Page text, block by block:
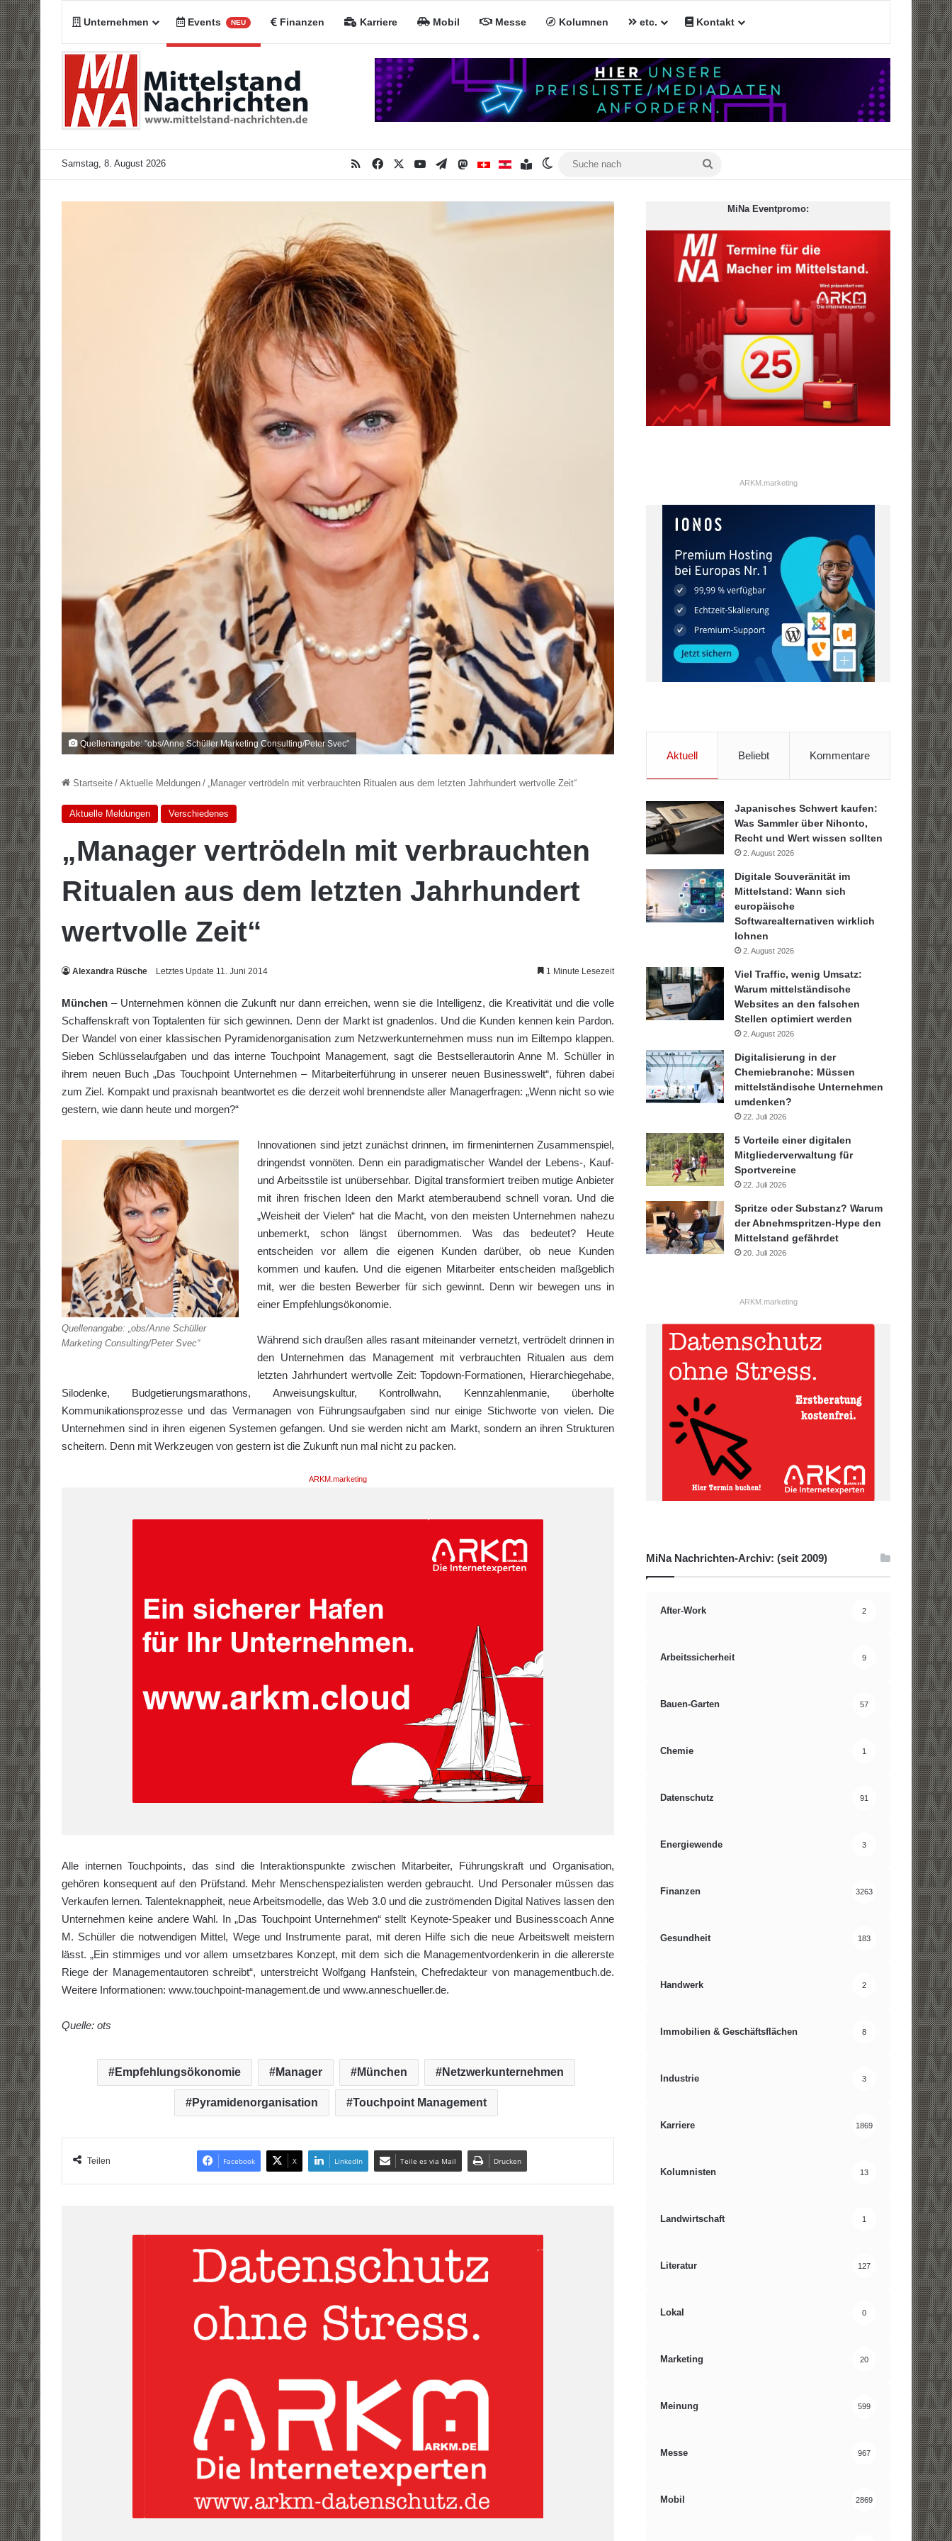
Unternehmen Events NEU Finanzen Karriere Mobil Messe Kolumnen etc. Kontakt
Samstag, 8. August 2026 RSSFacebookYouTubeTelegramMastodonMiNa CHMiNa AT
Inhaltsverzeichnis
Skin umschalten
Quellenangabe: "obs/Anne Schüller Marketing Consulting/Peter Svec"
Startseite / Aktuelle Meldungen / „Manager vertrödeln mit verbrauchten Ritualen aus dem letzten Jahrhundert wertvolle Zeit“
Aktuelle Meldungen Verschiedenes
„Manager vertrödeln mit verbrauchten
Ritualen aus dem letzten Jahrhundert
wertvolle Zeit“
Alexandra Rüsche Letztes Update 11. Juni 2014 1 Minute Lesezeit
München – Unternehmen können die Zukunft nur dann erreichen, wenn sie die Intelligenz, die Kreativität und die volle
Schaffenskraft von Toptalenten für sich gewinnen. Denn der Markt ist gnadenlos. Und die Kunden kennen kein Pardon.
Der Wandel von einer klassischen Pyramidenorganisation zum Netzwerkunternehmen muss nun im Eiltempo klappen.
Sieben Schlüsselaufgaben und das interne Touchpoint Management, sagt die Bestsellerautorin Anne M. Schüller in
ihrem neuen Buch „Das Touchpoint Unternehmen – Mitarbeiterführung in unserer neuen Businesswelt“, führen dabei
zum Ziel. Kompakt und praxisnah beantwortet es die derzeit wohl brennendste aller Managerfragen: „Wenn nicht so wie
gestern, wie dann heute und morgen?“
Quellenangabe: „obs/Anne Schüller
Marketing Consulting/Peter Svec“
Innovationen sind jetzt zunächst drinnen, im firmeninternen Zusammenspiel,
dringendst vonnöten. Denn ein paradigmatischer Wandel der Lebens-, Kauf-
und Arbeitsstile ist unübersehbar. Digital transformiert treiben mutige Anbieter
mit ihren frischen Ideen den Markt atemberaubend schnell voran. Und die
„Weisheit der Vielen“ hat die Macht, von den meisten Unternehmen nahezu
unbemerkt, schon längst übernommen. Was das bedeutet? Heute
entscheiden vor allem die eigenen Kunden darüber, ob neue Kunden
kommen und kaufen. Und die eigenen Mitarbeiter entscheiden maßgeblich
mit, wer die besten Bewerber für sich gewinnt. Denn wir bewegen uns in
einer Empfehlungsökonomie.
Während sich draußen alles rasant miteinander vernetzt, vertrödelt drinnen in
den Unternehmen das Management mit verbrauchten Ritualen aus dem
letzten Jahrhundert wertvolle Zeit: Topdown-Formationen, Hierarchiegehabe,
Silodenke, Budgetierungsmarathons, Anweisungskultur, Kontrollwahn, Kennzahlenmanie, überholte
Kommunikationsprozesse und das Vermanagen von Führungsaufgaben sind nur einige Stichworte von vielen. Die
Unternehmen sind in ihren eigenen Systemen gefangen. Und sie werden nicht am Markt, sondern an ihren Strukturen
scheitern. Denn mit Werkzeugen von gestern ist die Zukunft nun mal nicht zu packen.
ARKM.marketing
Alle internen Touchpoints, das sind die Interaktionspunkte zwischen Mitarbeiter, Führungskraft und Organisation,
gehören konsequent auf den Prüfstand. Mehr Menschenspezialisten werden gebraucht. Und Personaler müssen das
Verkaufen lernen. Talenteknappheit, neue Arbeitsmodelle, das Web 3.0 und die zuströmenden Digital Natives lassen den
Unternehmen keine andere Wahl. In „Das Touchpoint Unternehmen“ stellt Keynote-Speaker und Businesscoach Anne
M. Schüller die notwendigen Mittel, Wege und Instrumente parat, mit deren Hilfe sich die neue Arbeitswelt meistern
lässt. „Ein stimmiges und vor allem umsetzbares Konzept, mit dem sich die Managementvordenkerin in die allererste
Riege der Managementautoren schreibt“, unterstreicht Wolfgang Hanfstein, Chefredakteur von managementbuch.de.
Weitere Informationen: www.touchpoint-management.de und www.anneschueller.de.
Quelle: ots
Empfehlungsökonomie Manager München Netzwerkunternehmen
Pyramidenorganisation Touchpoint Management
Teilen Facebook X LinkedIn Teile es via Mail Drucken
MiNa Eventpromo:
ARKM.marketing
Aktuell Beliebt Kommentare
Japanisches Schwert kaufen:
Was Sammler über Nihonto,
Recht und Wert wissen sollten
2. August 2026
Digitale Souveränität im
Mittelstand: Wann sich
europäische
Softwarealternativen wirklich
lohnen
2. August 2026
Viel Traffic, wenig Umsatz:
Warum mittelständische
Websites an den falschen
Stellen optimiert werden
2. August 2026
Digitalisierung in der
Chemiebranche: Müssen
mittelständische Unternehmen
umdenken?
22. Juli 2026
5 Vorteile einer digitalen
Mitgliederverwaltung für
Sportvereine
22. Juli 2026
Spritze oder Substanz? Warum
der Abnehmspritzen-Hype den
Mittelstand gefährdet
20. Juli 2026
ARKM.marketing
MiNa Nachrichten-Archiv: (seit 2009)
After-Work 2
Arbeitssicherheit 9
Bauen-Garten 57
Chemie 1
Datenschutz 91
Energiewende 3
Finanzen 3263
Gesundheit 183
Handwerk 2
Immobilien & Geschäftsflächen 8
Industrie 3
Karriere 1869
Kolumnisten 13
Landwirtschaft 1
Literatur 127
Lokal 0
Marketing 20
Meinung 599
Messe 967
Mobil 2869